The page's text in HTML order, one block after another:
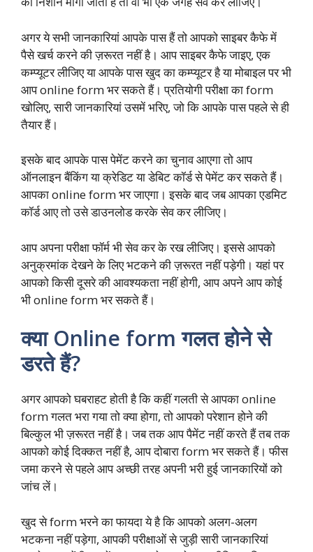
अगर ये सभी जानकारियां आपके पास हैं तो आपको साइबर कैफे में
पैसे खर्च करने की ज़रूरत नहीं है। आप साइबर कैफे जाइए, एक
कम्प्यूटर लीजिए या आपके पास खुद का कम्प्यूटर है या मोबाइल पर भी
आप online form भर सकते हैं। प्रतियोगी परीक्षा का form
खोलिए, सारी जानकारियां उसमें भरिए, जो कि आपके पास पहले से ही
तैयार हैं।
इसके बाद आपके पास पेमेंट करने का चुनाव आएगा तो आप
ऑनलाइन बैंकिंग या क्रेडिट या डेबिट कॉर्ड से पेमेंट कर सकते हैं।
आपका online form भर जाएगा। इसके बाद जब आपका एडमिट
कॉर्ड आए तो उसे डाउनलोड करके सेव कर लीजिए।
आप अपना परीक्षा फॉर्म भी सेव कर के रख लीजिए। इससे आपको
अनुक्रमांक देखने के लिए भटकने की ज़रूरत नहीं पड़ेगी। यहां पर
आपको किसी दूसरे की आवश्यकता नहीं होगी, आप अपने आप कोई
भी online form भर सकते हैं।
क्या Online form गलत होने से
डरते हैं?
अगर आपको घबराहट होती है कि कहीं गलती से आपका online
form गलत भरा गया तो क्या होगा, तो आपको परेशान होने की
बिल्कुल भी ज़रूरत नहीं है। जब तक आप पैमेंट नहीं करते हैं तब तक
आपको कोई दिक्कत नहीं है, आप दोबारा form भर सकते हैं। फीस
जमा करने से पहले आप अच्छी तरह अपनी भरी हुई जानकारियों को
जांच लें।
खुद से form भरने का फायदा ये है कि आपको अलग-अलग
भटकना नहीं पड़ेगा, आपकी परीक्षाओं से जुड़ी सारी जानकारियां